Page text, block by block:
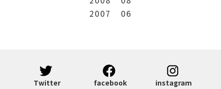
2007
06
Twitter facebook instagram